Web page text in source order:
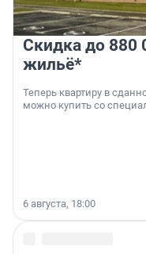
Скидка до 880
жильё*
Теперь квартиру в
можно купить со
6 августа, 18:00